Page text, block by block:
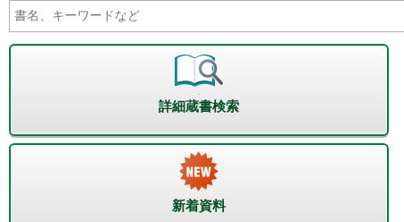
詳細蔵書検索
新着資料